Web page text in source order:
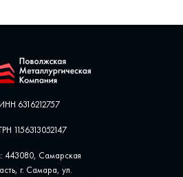
ИНН 6316212757
1156313052147
443080, Самарская
г. Самара, ул.